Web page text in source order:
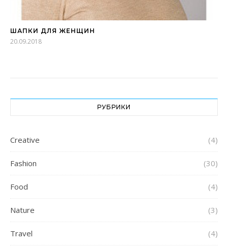
ШАПКИ ДЛЯ ЖЕНЩИН
20.09.2018
РУБРИКИ
Creative (4)
Fashion (30)
Food (4)
Nature (3)
Travel (4)